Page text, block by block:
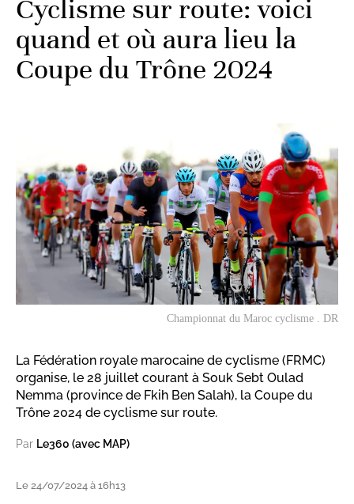
Cyclisme sur route: voici
quand et où aura lieu la
Coupe du Trône 2024
Championnat du Maroc cyclisme . DR
La Fédération royale marocaine de cyclisme (FRMC)
organise, le 28 juillet courant à Souk Sebt Oulad
Nemma (province de Fkih Ben Salah), la Coupe du
Trône 2024 de cyclisme sur route.
Par Le360 (avec MAP)
Le 24/07/2024 à 16h13